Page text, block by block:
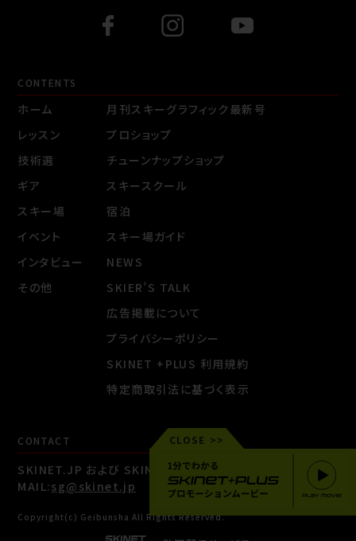
CONTENTS
ホーム
レッスン
技術選
ギア
スキー場
イベント
インタビュー
その他
月刊スキーグラフィック最新号
プロショップ
チューンナップショップ
スキースクール
宿泊
スキー場ガイド
NEWS
SKIER’S TALK
広告掲載について
プライバシーポリシー
SKINET +PLUS 利用規約
特定商取引法に基づく表示
CONTACT
SKINET.JP および SKINET +PLUSに関するお問い合わせ
MAIL:sg@skinet.jp
Copyright(c) Geibunsha All Rights Reserved.
CLOSE